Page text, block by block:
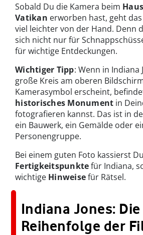
Sobald Du die Kamera beim
Vatikan erworben hast, geht
viel leichter von der Hand. Denn
sich nicht nur für
für wichtige Entdeckungen.
Wichtiger Tipp: Wenn in Indiana
große Kreis am oberen
Kamerasymbol erscheint,
historisches Monument in
fotografieren kannst. Das ist in
ein Bauwerk, ein Gemälde oder
Personengruppe.
Bei einem guten Foto kassierst
Fertigkeitspunktefür Indiana,
wichtige Hinweisefür Rätsel.
Indiana Jones:
Reihenfolge der